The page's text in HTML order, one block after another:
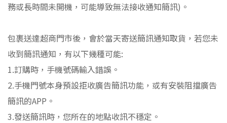
務或長時間未開機，可能導致無法接收通知簡訊) 。
包裹送達超商門市後，會於當天寄送簡訊通知取貨，若您未
收到簡訊通知，有以下幾種可能:
1.訂購時，手機號碼輸入錯誤。
2.手機門號本身預設拒收廣告簡訊功能，或有安裝阻擋廣告
簡訊的APP 。
3.發送簡訊時，您所在的地點收訊不穩定。